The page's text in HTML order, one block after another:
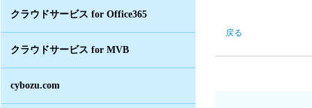
クラウドサービス for Office365
クラウドサービス for MVB
cybozu.com
戻る